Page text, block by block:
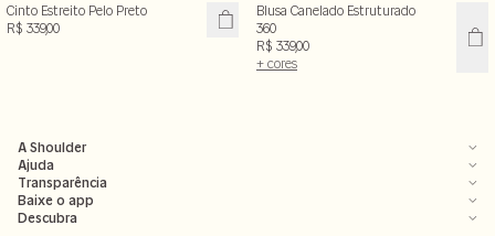
Cinto Estreito Pelo Preto
R$ 339,00
Blusa Canelado Estruturado
360
R$ 339,00
+ cores
A Shoulder
Ajuda
Transparência
Baixe o app
Descubra